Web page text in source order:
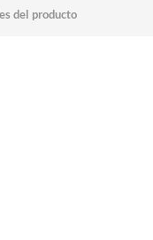
del producto